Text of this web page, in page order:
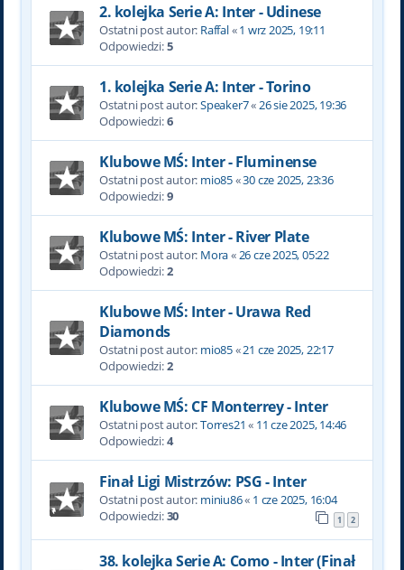
2. kolejka Serie A: Inter - Udinese
Ostatni post autor: Raffal«1 wrz 2025, 19:11
Odpowiedzi:5
1. kolejka Serie A: Inter - Torino
Ostatni post autor:Speaker7«26 sie 2025, 19:36
Odpowiedzi:6
Klubowe MŚ: Inter - Fluminense
Ostatni post autor: mio85«30 cze 2025, 23:36
Odpowiedzi:9
Klubowe MŚ: Inter - River Plate
Ostatni post autor: Mora«26 cze 2025, 05:22
Odpowiedzi:2
Klubowe MŚ: Inter - Urawa Red
Diamonds
Ostatni post autor: mio85«21 cze 2025, 22:17
Odpowiedzi:2
Klubowe MŚ: CF Monterrey - Inter
Ostatni post autor:Torres21 « 11 cze 2025, 14:46
Odpowiedzi:4
Finał Ligi Mistrzów: PSG - Inter
Ostatni post autor: miniu86« 1 cze 2025, 16:04
Odpowiedzi:30 1 2
38. kolejka Serie A: Como - Inter (Finał